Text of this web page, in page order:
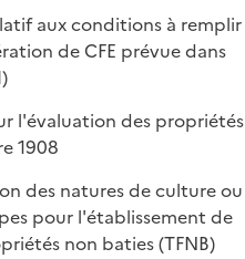
aux conditions à remplir
de CFE prévue dans
l'évaluation des propriétés
1908
des natures de culture ou
pour l'établissement de
non baties (TFNB)